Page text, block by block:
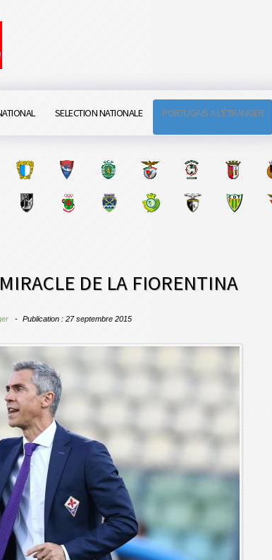
SELECTION NATIONALE PORTUGAIS A L'ÉTRANGER
DE LA FIORENTINA
Publication : 27 septembre 2015